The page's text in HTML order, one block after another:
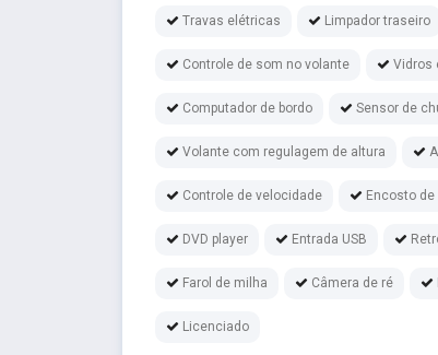
Travas elétricas Limpador traseiro
Controle de som no volante Vidros
Computador de bordo Sensor de
Volante com regulagem de altura
Controle de velocidade Encosto
DVD player Entrada USB
Farol de milha Câmera de ré
Licenciado